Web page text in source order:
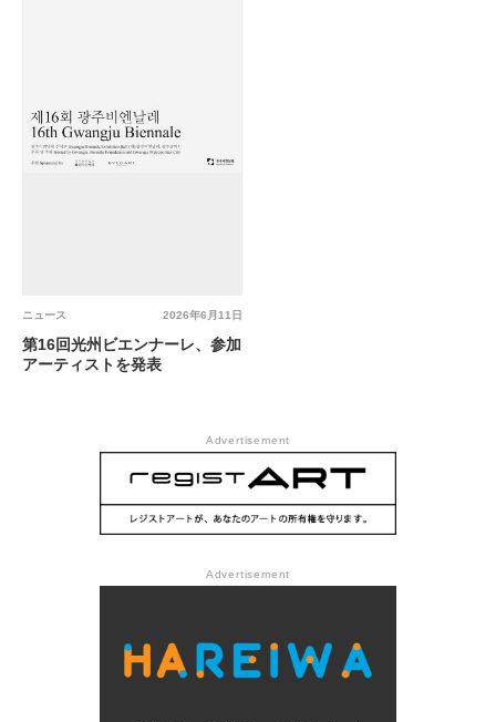
2026年6月11日
ニュース
第16回光州ビエンナーレ、参加
アーティストを発表
Advertisement
Advertisement